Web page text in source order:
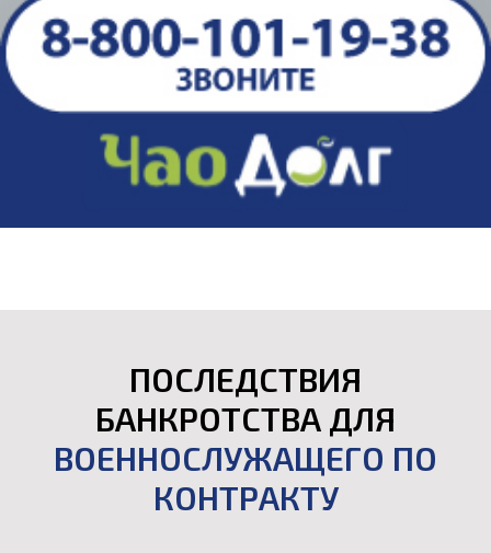
ПОСЛЕДСТВИЯ
БАНКРОТСТВА ДЛЯ
ВОЕННОСЛУЖАЩЕГО ПО
КОНТРАКТУ